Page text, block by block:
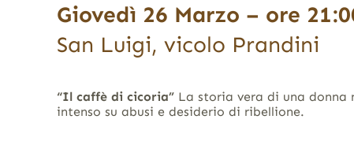
Giovedì 26 Marzo – ore
San Luigi, vicolo Prandini
“Il caffè di cicoria”La storia vera di una donna
intenso su abusi e desiderio di ribellione.